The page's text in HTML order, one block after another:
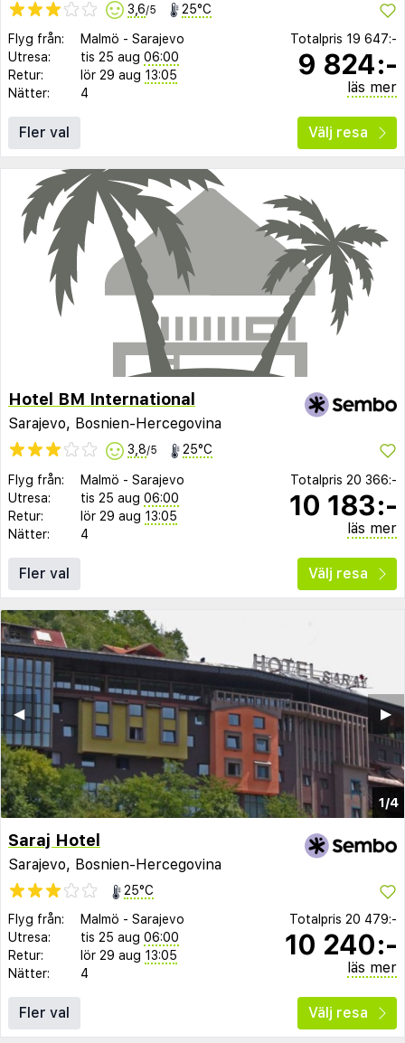
3,6/5 25°C
Flyg från: Malmö - Sarajevo
Utresa:
tis 25 aug 06:00
Retur:
lör 29 aug 13:05
Nätter:
4
Totalpris 19 647:-
9 824:-
läs mer
Fler val Välj resa
Hotel BM International
Sarajevo, Bosnien-Hercegovina
3,8/5 25°C
Flyg från: Malmö - Sarajevo
Utresa:
tis 25 aug 06:00
Retur:
lör 29 aug 13:05
Nätter:
4
Totalpris 20 366:-
10 183:-
läs mer
Fler val Välj resa
1/4
▶︎
◀︎
Saraj Hotel
Sarajevo, Bosnien-Hercegovina
25°C
Flyg från:
Malmö - Sarajevo
Utresa:
tis 25 aug 06:00
Retur:
lör 29 aug 13:05
Nätter:
4
Totalpris 20 479:-
10 240:-
läs mer
Fler val Välj resa